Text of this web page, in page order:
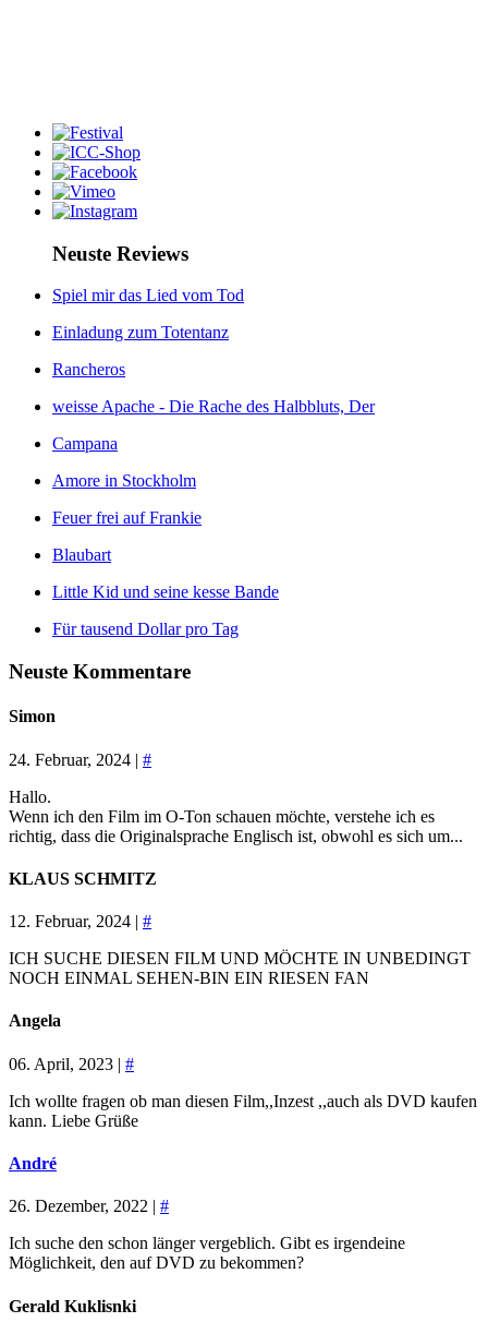
Neuste Reviews
Spiel mir das Lied vom Tod
Einladung zum Totentanz
Rancheros
weisse Apache - Die Rache des Halbbluts, Der
Campana
Amore in Stockholm
Feuer frei auf Frankie
Blaubart
Little Kid und seine kesse Bande
Für tausend Dollar pro Tag
Neuste Kommentare
Simon
24. Februar, 2024 | #
Hallo.
Wenn ich den Film im O-Ton schauen möchte, verstehe ich es
richtig, dass die Originalsprache Englisch ist, obwohl es sich um...
KLAUS SCHMITZ
12. Februar, 2024 | #
ICH SUCHE DIESEN FILM UND MÖCHTE IN UNBEDINGT
NOCH EINMAL SEHEN-BIN EIN RIESEN FAN
Angela
06. April, 2023 | #
Ich wollte fragen ob man diesen Film,,Inzest ,,auch als DVD kaufen
kann. Liebe Grüße
André
26. Dezember, 2022 | #
Ich suche den schon länger vergeblich. Gibt es irgendeine
Möglichkeit, den auf DVD zu bekommen?
Gerald Kuklisnki